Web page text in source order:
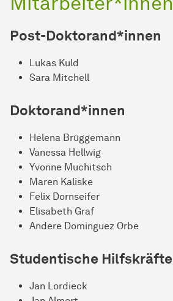
Post-Doktorand*innen
Lukas Kuld
Sara Mitchell
Doktorand*innen
Helena Brüggemann
Vanessa Hellwig
Yvonne Muchitsch
Maren Kaliske
Felix Dornseifer
Elisabeth Graf
Andere Dominguez Orbe
Studentische Hilfskräfte
Jan Lordieck